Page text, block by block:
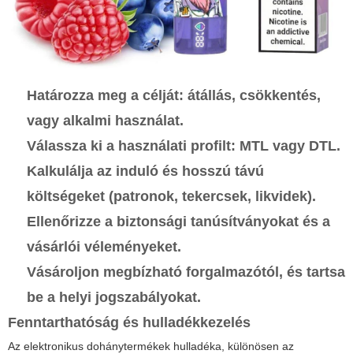
Határozza meg a célját: átállás, csökkentés,
vagy alkalmi használat.
Válassza ki a használati profilt: MTL vagy DTL.
Kalkulálja az induló és hosszú távú
költségeket (patronok, tekercsek, likvidek).
Ellenőrizze a biztonsági tanúsítványokat és a
vásárlói véleményeket.
Vásároljon megbízható forgalmazótól, és tartsa
be a helyi jogszabályokat.
Fenntarthatóság és hulladékkezelés
Az elektronikus dohánytermékek hulladéka, különösen az